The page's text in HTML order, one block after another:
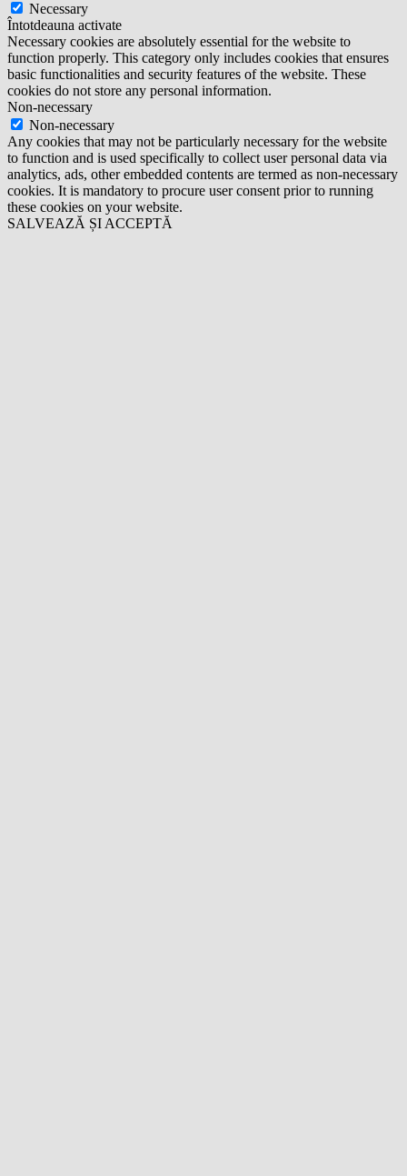
Necessary
Întotdeauna activate
Necessary cookies are absolutely essential for the website to
function properly. This category only includes cookies that ensures
basic functionalities and security features of the website. These
cookies do not store any personal information.
Non-necessary
Non-necessary
Any cookies that may not be particularly necessary for the website
to function and is used specifically to collect user personal data via
analytics, ads, other embedded contents are termed as non-necessary
cookies. It is mandatory to procure user consent prior to running
these cookies on your website.
SALVEAZĂ ȘI ACCEPTĂ